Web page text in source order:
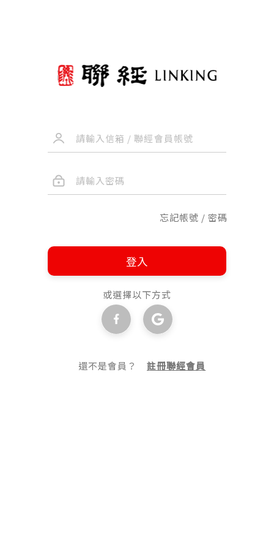
忘記帳號 / 密碼
登入
或選擇以下方式
還不是會員？註冊聯經會員